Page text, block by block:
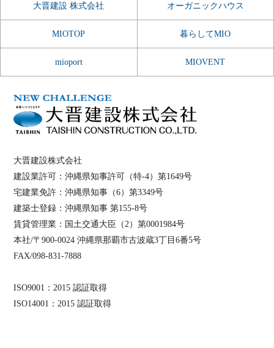
大晋建設 株式会社 オーガニックハウス
MIOTOP 暮らしてMIO
mioport MIOVENT
大晋建設株式会社
建設業許可：沖縄県知事許可（特-4）第1649号
宅建業免許：沖縄県知事（6）第3349号
建築士登録：沖縄県知事 第155-8号
賃貸管理業：国土交通大臣（2）第0001984号
本社/〒900-0024 沖縄県那覇市古波蔵3丁目6番5号
FAX/098-831-7888
ISO9001：2015 認証取得
ISO14001：2015 認証取得